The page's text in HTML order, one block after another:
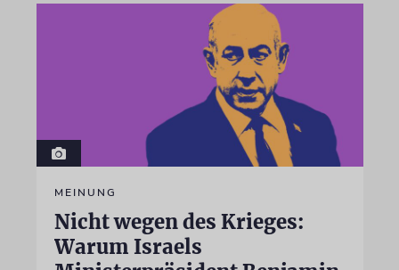
MEINUNG
Nicht wegen des Krieges:
Warum Israels